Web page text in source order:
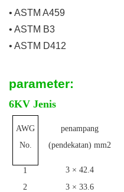
• ASTM A459
• ASTM B3
• ASTM D412
parameter:
6KV Jenis
AWG
No.
penampang
(pendekatan) mm2
1 3 × 42.4
2
3 × 33.6